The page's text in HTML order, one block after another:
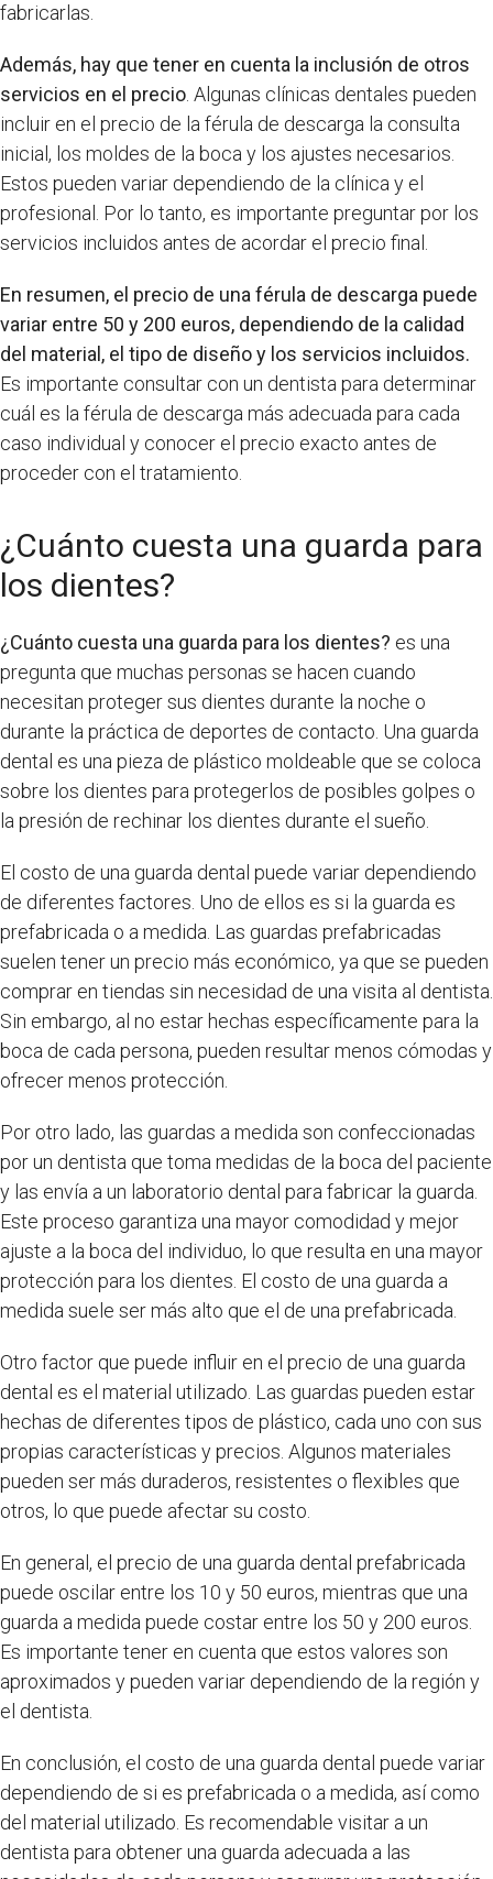
fabricarlas.
Además, hay que tener en cuenta la inclusión de otros
servicios en el precio . Algunas clínicas dentales pueden
incluir en el precio de la férula de descarga la consulta
inicial, los moldes de la boca y los ajustes necesarios.
Estos pueden variar dependiendo de la clínica y el
profesional. Por lo tanto, es importante preguntar por los
servicios incluidos antes de acordar el precio final.
En resumen, el precio de una férula de descarga puede
variar entre 50 y 200 euros, dependiendo de la calidad
del material, el tipo de diseño y los servicios incluidos.
Es importante consultar con un dentista para determinar
cuál es la férula de descarga más adecuada para cada
caso individual y conocer el precio exacto antes de
proceder con el tratamiento.
¿Cuánto cuesta una guarda para
los dientes?
¿Cuánto cuesta una guarda para los dientes? es una
pregunta que muchas personas se hacen cuando
necesitan proteger sus dientes durante la noche o
durante la práctica de deportes de contacto. Una guarda
dental es una pieza de plástico moldeable que se coloca
sobre los dientes para protegerlos de posibles golpes o
la presión de rechinar los dientes durante el sueño.
El costo de una guarda dental puede variar dependiendo
de diferentes factores. Uno de ellos es si la guarda es
prefabricada o a medida. Las guardas prefabricadas
suelen tener un precio más económico, ya que se pueden
comprar en tiendas sin necesidad de una visita al dentista.
Sin embargo, al no estar hechas específicamente para la
boca de cada persona, pueden resultar menos cómodas y
ofrecer menos protección.
Por otro lado, las guardas a medida son confeccionadas
por un dentista que toma medidas de la boca del paciente
y las envía a un laboratorio dental para fabricar la guarda.
Este proceso garantiza una mayor comodidad y mejor
ajuste a la boca del individuo, lo que resulta en una mayor
protección para los dientes. El costo de una guarda a
medida suele ser más alto que el de una prefabricada.
Otro factor que puede influir en el precio de una guarda
dental es el material utilizado. Las guardas pueden estar
hechas de diferentes tipos de plástico, cada uno con sus
propias características y precios. Algunos materiales
pueden ser más duraderos, resistentes o flexibles que
otros, lo que puede afectar su costo.
En general, el precio de una guarda dental prefabricada
puede oscilar entre los 10 y 50 euros, mientras que una
guarda a medida puede costar entre los 50 y 200 euros.
Es importante tener en cuenta que estos valores son
aproximados y pueden variar dependiendo de la región y
el dentista.
En conclusión, el costo de una guarda dental puede variar
dependiendo de si es prefabricada o a medida, así como
del material utilizado. Es recomendable visitar a un
dentista para obtener una guarda adecuada a las